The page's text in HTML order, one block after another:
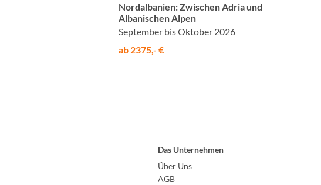
Nordalbanien: Zwischen Adria und
Albanischen Alpen
September bis Oktober 2026
ab 2375,- €
Das Unternehmen
Über Uns
AGB